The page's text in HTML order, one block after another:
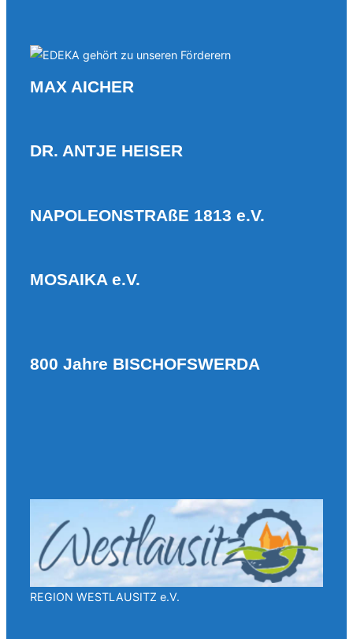
MAX AICHER
DR. ANTJE HEISER
NAPOLEONSTRAßE 1813 e.V.
MOSAIKA e.V.
800 Jahre BISCHOFSWERDA
REGION WESTLAUSITZ e.V.